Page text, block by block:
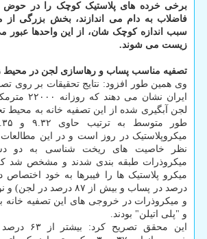
برخی خرده های پلاستیک کوچک را در حوض
فاضلاب به دام می اندازند، بخش بزرگی از
سبب اندازه کوچک شان، از این واحدها عبور
زیست می شوند.
تصفیه مناسب پساب و رهاسازی لجن در
وی همین طور افزود: نتایج تحقیقات بر روی
لجن آبگیری شده از این تصفیه خانه به محیط
میکروپلاستیک در روز است و در این مطالعات
نظر خاصیت های ریخت شناسی به دو
میکروذرات طبقه بندی شدند و مشخص شد
درصد در پساب و بیش از ۸۷
و میکروذرات در خروجی های این تصفیه خانه
و "پلی اتیلن" بودند.
این محقق